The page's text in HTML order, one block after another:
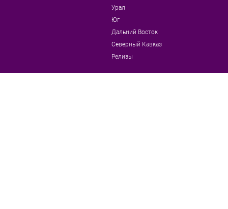
Урал
Юг
Дальний Восток
Северный Кавказ
Релизы